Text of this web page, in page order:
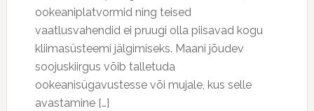
ookeaniplatvormid ning teised
vaatlusvahendid ei pruugi olla piisavad kogu
kliimasüsteemi jälgimiseks. Maani jõudev
soojuskiirgus võib talletuda
ookeanisügavustesse või mujale, kus selle
avastamine […]